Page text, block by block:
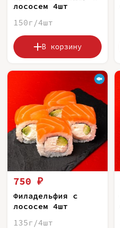
лососем 4шт
150г/4шт
В корзину
750 ₽
Филадельфия с
лососем 4шт
135г/4шт